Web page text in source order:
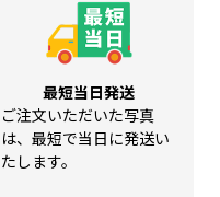
最短当日発送
ご注文いただいた写真
は、最短で当日に発送い
たします。